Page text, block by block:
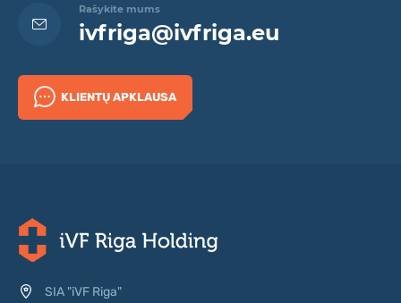
Rašykite mums
ivfriga@ivfriga.eu
KLIENTŲ APKLAUSA
SIA "iVF Riga"